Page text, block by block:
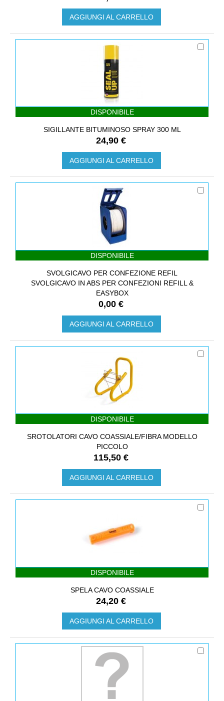
AGGIUNGI AL CARRELLO
DISPONIBILE
SIGILLANTE BITUMINOSO SPRAY 300 ML
24,90 €
AGGIUNGI AL CARRELLO
DISPONIBILE
SVOLGICAVO PER CONFEZIONE REFIL
SVOLGICAVO IN ABS PER CONFEZIONI REFILL &
EASYBOX
0,00 €
AGGIUNGI AL CARRELLO
DISPONIBILE
SROTOLATORI CAVO COASSIALE/FIBRA MODELLO
PICCOLO
115,50 €
AGGIUNGI AL CARRELLO
DISPONIBILE
SPELA CAVO COASSIALE
24,20 €
AGGIUNGI AL CARRELLO